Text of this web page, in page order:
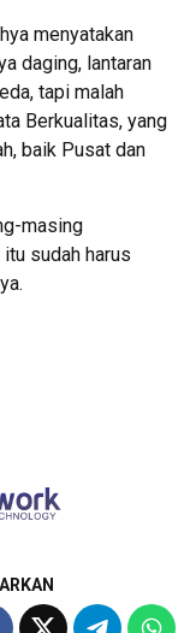
menyatakan
daging, lantaran
tapi malah
Berkualitas, yang
baik Pusat dan
masing
sudah harus